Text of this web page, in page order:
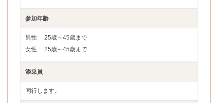
参加年齢
男性
25歳～45歳まで
女性
25歳～45歳まで
添乗員
同行します。